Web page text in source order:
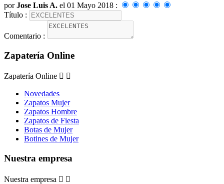
porJose Luis A. el 01 Mayo 2018 :
Título :
Comentario :
Zapatería Online
Zapatería Online  
Novedades
Zapatos Mujer
Zapatos Hombre
Zapatos de Fiesta
Botas de Mujer
Botines de Mujer
Nuestra empresa
Nuestra empresa  